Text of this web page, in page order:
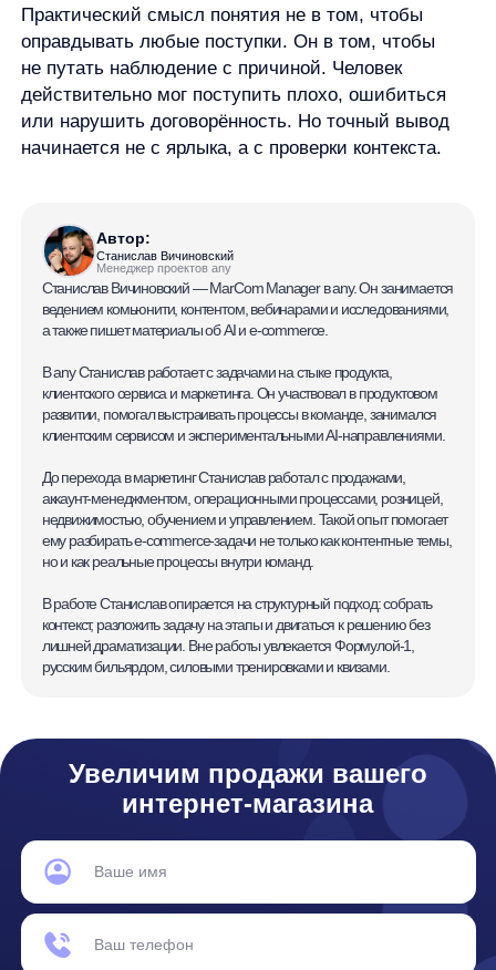
© ООО «Д Технолоджи», 2014-2026
Основной код по ОКВЭД — 62.01 Разработка компьютерного
программного обеспечения
any